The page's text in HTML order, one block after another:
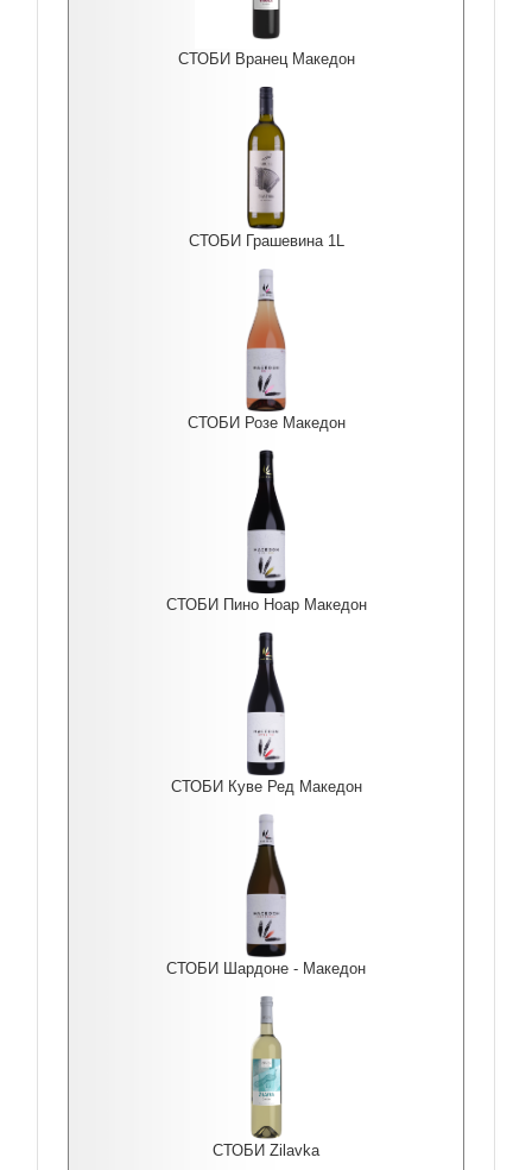
СТОБИ Вранец Македон
СТОБИ Грашевина 1L
СТОБИ Розе Македон
СТОБИ Пино Ноар Македон
СТОБИ Куве Ред Македон
СТОБИ Шардоне - Македон
СТОБИ Zilavka